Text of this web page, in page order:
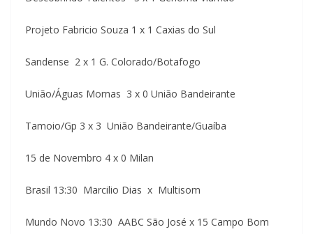
Projeto Fabricio Souza 1 x 1 Caxias do Sul
Sandense 2 x 1 G. Colorado/Botafogo
União/Águas Mornas 3 x 0 União Bandeirante
Tamoio/Gp 3 x 3 União Bandeirante/Guaíba
15 de Novembro 4 x 0 Milan
Brasil 13:30 Marcilio Dias x Multisom
Mundo Novo 13:30 AABC São José x 15 Campo Bom